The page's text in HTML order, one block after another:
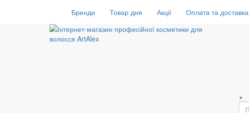
Бренди Товар дня Акції Оплата та доставка
×